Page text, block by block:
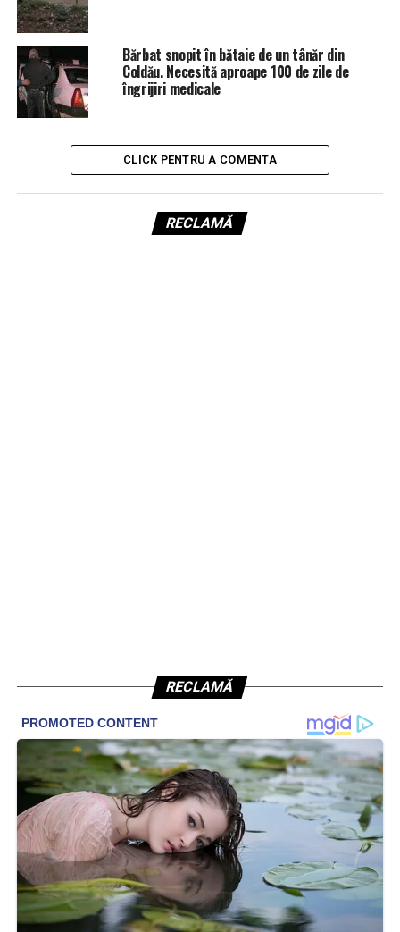
Bărbat snopit în bătaie de un tânăr din
Coldău. Necesită aproape 100 de zile de
îngrijiri medicale
CLICK PENTRU A COMENTA
RECLAMĂ
RECLAMĂ